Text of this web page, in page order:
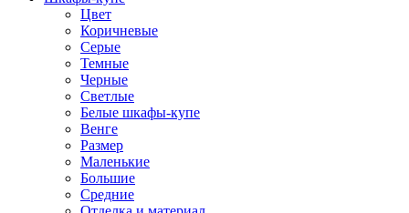
Цвет
Коричневые
Серые
Темные
Черные
Светлые
Белые шкафы-купе
Венге
Размер
Маленькие
Большие
Средние